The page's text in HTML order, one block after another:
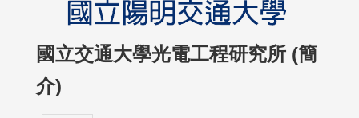
國立交通大學光電工程研究所 (簡
介)